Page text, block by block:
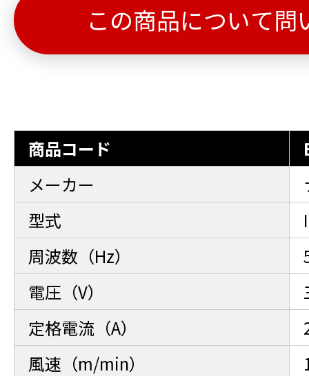
この商品について問
商品コード
メーカー
型式
周波数（Hz）
電圧（V）
定格電流（A）
風速（m/min）